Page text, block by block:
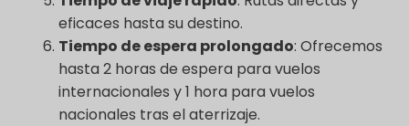
eficaces hasta su destino.
Tiempo de espera prolongado: Ofrecemos
hasta 2 horas de espera para vuelos
internacionales y 1 hora para vuelos
nacionales tras el aterrizaje.